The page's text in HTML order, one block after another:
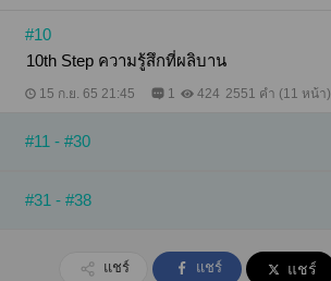
#10
10th Step ความรู้สึกที่ผลิบาน
15 ก.ย. 65 21:45 1 424 2551 คำ (11 หน้า)
#11 - #30
#31 - #38
แชร์ แชร์ แชร์